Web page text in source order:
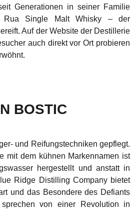
Generationen in seiner Familie
Rua Single Malt Whisky – der
Auf der Website der Destillerie
auch direkt vor Ort probieren
BOSTIC
und Reifungstechniken gepflegt.
mit dem kühnen Markennamen ist
hergestellt und anstatt in
Ridge Distilling Company bietet
und das Besondere des Defiants
von einer Revolution in